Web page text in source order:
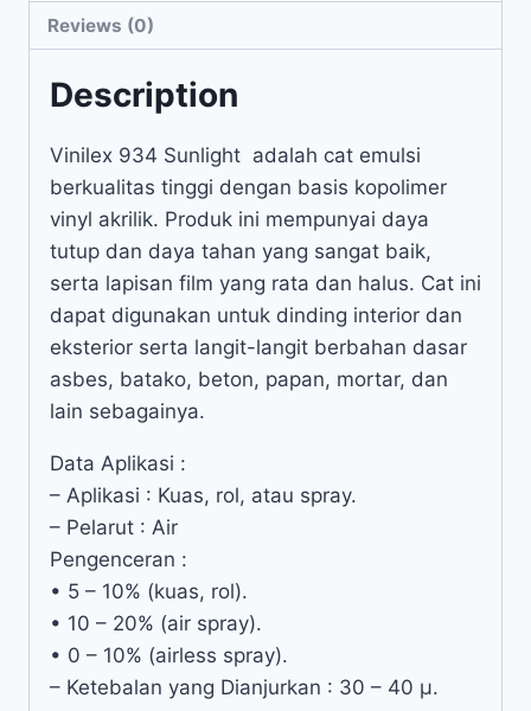
Reviews (0)
Description
Vinilex 934 Sunlight adalah cat emulsi
berkualitas tinggi dengan basis kopolimer
vinyl akrilik. Produk ini mempunyai daya
tutup dan daya tahan yang sangat baik,
serta lapisan film yang rata dan halus. Cat ini
dapat digunakan untuk dinding interior dan
eksterior serta langit-langit berbahan dasar
asbes, batako, beton, papan, mortar, dan
lain sebagainya.
Data Aplikasi :
– Aplikasi : Kuas, rol, atau spray.
– Pelarut : Air
Pengenceran :
• 5 – 10% (kuas, rol).
• 10 – 20% (air spray).
• 0 – 10% (airless spray).
– Ketebalan yang Dianjurkan : 30 – 40 µ.